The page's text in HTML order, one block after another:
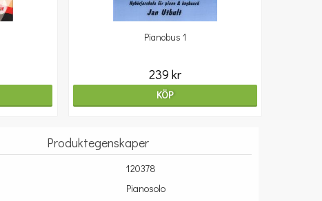
Pianobus 1
239 kr
KÖP
Produktegenskaper
120378
Pianosolo